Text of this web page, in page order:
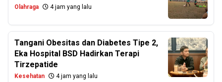
Olahraga 4 jam yang lalu
Tangani Obesitas dan Diabetes Tipe 2,
Eka Hospital BSD Hadirkan Terapi
Tirzepatide
Kesehatan 4 jam yang lalu